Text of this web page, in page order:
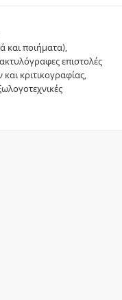
και ποιήματα),
επιστολές
κριτικογραφίας,